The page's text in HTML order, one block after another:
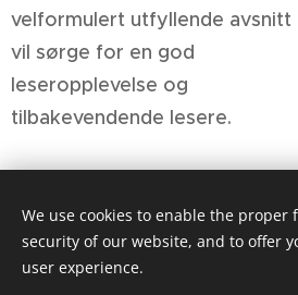
velformulert utfyllende avsnitt
vil sørge for en god
leseropplevelse og
tilbakevendende lesere.
We use cookies to enable the proper
security of our website, and to offer
user experience.